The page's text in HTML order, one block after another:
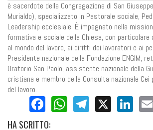
è sacerdote della Congregazione di San
Murialdo), specializzato in Pastorale sociale,
Leadership ecclesiale. È impegnato nella
formativa e sociale della Chiesa, con particolare
al mondo del lavoro, ai diritti dei lavoratori e ai
Presidente nazionale della Fondazione ENGIM,
Oratorio San Paolo, assistente nazionale della
cristiana e membro della Consulta nazionale Cei
del lavoro.
Facebook
WhatsApp
Telegram
X
HASCRITTO: